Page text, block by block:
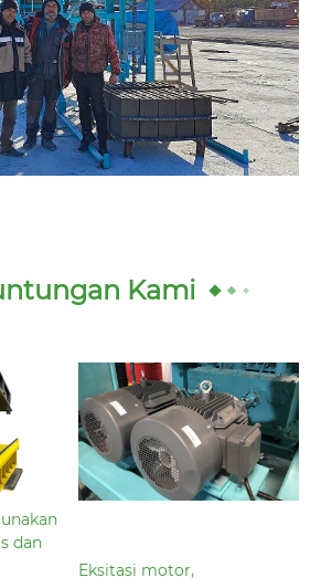
Kami
dan
Eksitasi motor,